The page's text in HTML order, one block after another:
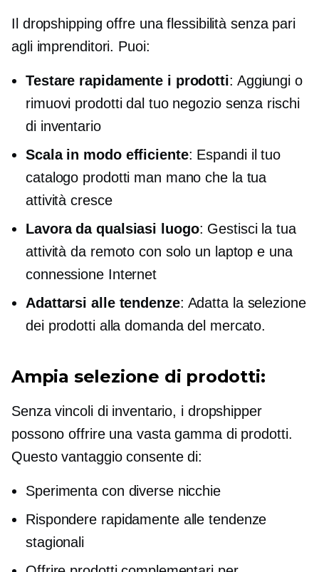
Il dropshipping offre una flessibilità senza pari
agli imprenditori. Puoi:
Testare rapidamente i prodotti: Aggiungi o
rimuovi prodotti dal tuo negozio senza rischi
di inventario
Scala in modo efficiente: Espandi il tuo
catalogo prodotti man mano che la tua
attività cresce
Lavora da qualsiasi luogo: Gestisci la tua
attività da remoto con solo un laptop e una
connessione Internet
Adattarsi alle tendenze: Adatta la selezione
dei prodotti alla domanda del mercato.
Ampia selezione di prodotti:
Senza vincoli di inventario, i dropshipper
possono offrire una vasta gamma di prodotti.
Questo vantaggio consente di:
Sperimenta con diverse nicchie
Rispondere rapidamente alle tendenze
stagionali